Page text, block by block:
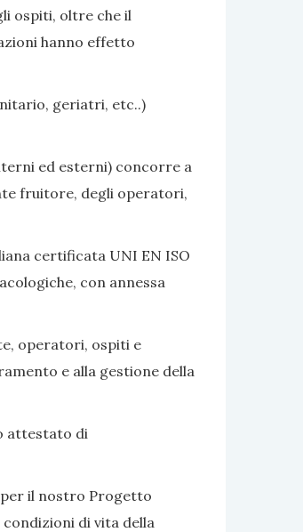
ospiti, oltre che il
hanno effetto
geriatri, etc..)
ed esterni) concorre a
fruitore, degli operatori,
certificata UNI EN ISO
con annessa
operatori, ospiti e
e alla gestione della
attestato di
per il nostro Progetto
di vita della